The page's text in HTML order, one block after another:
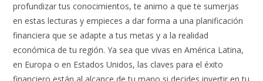
profundizar tus conocimientos, te animo a que te sumerjas
en estas lecturas y empieces a dar forma a una planificación
financiera que se adapte a tus metas y a la realidad
económica de tu región. Ya sea que vivas en América Latina,
en Europa o en Estados Unidos, las claves para el éxito